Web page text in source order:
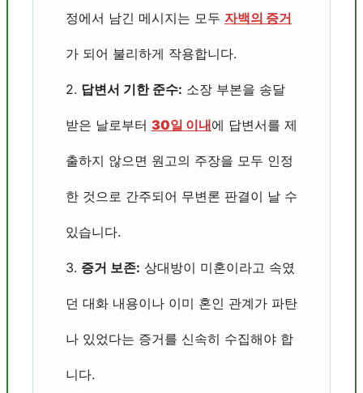
정에서 남긴 메시지는 모두 자백의 증거
가 되어 불리하게 작용합니다.
2. 답변서 기한 준수: 소장 부본을 송달
받은 날로부터 30일 이내에 답변서를 제
출하지 않으면 원고의 주장을 모두 인정
한 것으로 간주되어 무변론 판결이 날 수
있습니다.
3. 증거 보존: 상대방이 미혼이라고 속였
던 대화 내용이나 이미 혼인 관계가 파탄
나 있었다는 증거를 신속히 수집해야 합
니다.